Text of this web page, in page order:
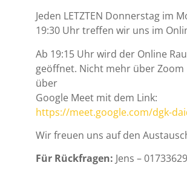
Jeden LETZTEN Donnerstag im
19:30 Uhr treffen wir uns im
Ab 19:15 Uhr wird der Online
geöffnet. Nicht mehr über
über
Google Meet mit dem Link:
https://meet.google.com/dgk-
Wir freuen uns auf den
Für Rückfragen: Jens –